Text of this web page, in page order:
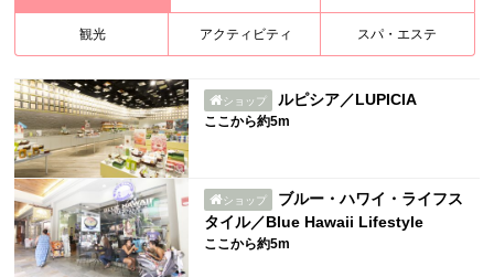
観光 アクティビティ スパ・エステ
ショップ ルピシア／LUPICIA
ここから約5m
ショップ
ブルー・ハワイ・ライフス
タイル／Blue Hawaii Lifestyle
ここから約5m